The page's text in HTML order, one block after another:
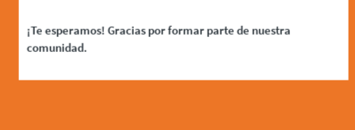
¡Te esperamos! Gracias por formar parte de nuestra
comunidad.